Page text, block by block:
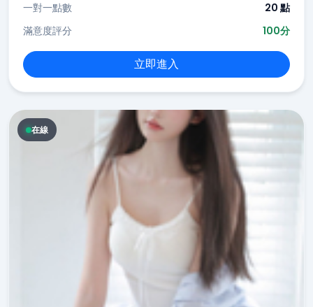
一對一點數
20 點
滿意度評分
100分
立即進入
在線